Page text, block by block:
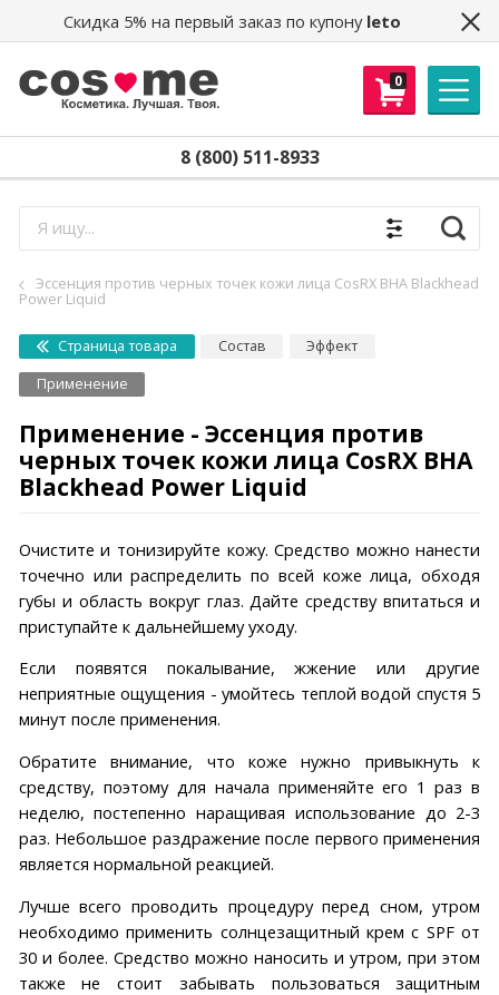
Скидка 5% на первый заказ по купону leto
0
8 (800) 511-8933
Найти
Эссенция против черных точек кожи лица CosRX BHA Blackhead
Power Liquid
Страница товара Состав
Эффект
Применение
Применение - Эссенция против
черных точек кожи лица CosRX BHA
Blackhead Power Liquid
Очистите и тонизируйте кожу. Средство можно нанести
точечно или распределить по всей коже лица, обходя
губы и область вокруг глаз. Дайте средству впитаться и
приступайте к дальнейшему уходу.
Если появятся покалывание, жжение или другие
неприятные ощущения - умойтесь теплой водой спустя 5
минут после применения.
Обратите внимание, что коже нужно привыкнуть к
средству, поэтому для начала применяйте его 1 раз в
неделю, постепенно наращивая использование до 2-3
раз. Небольшое раздражение после первого применения
является нормальной реакцией.
Лучше всего проводить процедуру перед сном, утром
необходимо применить солнцезащитный крем с SPF от
30 и более. Средство можно наносить и утром, при этом
также не стоит забывать пользоваться защитным